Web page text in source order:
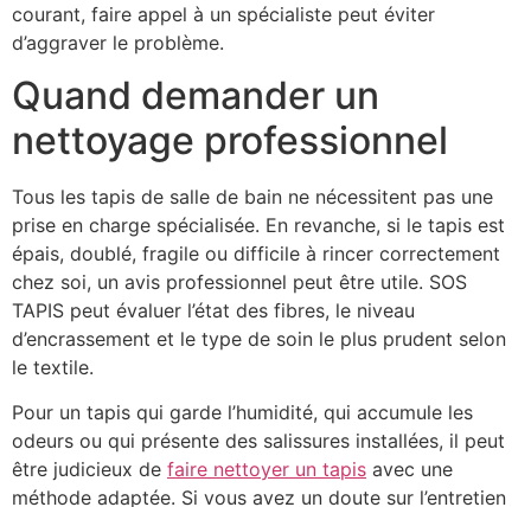
courant, faire appel à un spécialiste peut éviter
d’aggraver le problème.
Quand demander un
nettoyage professionnel
Tous les tapis de salle de bain ne nécessitent pas une
prise en charge spécialisée. En revanche, si le tapis est
épais, doublé, fragile ou difficile à rincer correctement
chez soi, un avis professionnel peut être utile. SOS
TAPIS peut évaluer l’état des fibres, le niveau
d’encrassement et le type de soin le plus prudent selon
le textile.
Pour un tapis qui garde l’humidité, qui accumule les
odeurs ou qui présente des salissures installées, il peut
être judicieux de faire nettoyer un tapis avec une
méthode adaptée. Si vous avez un doute sur l’entretien